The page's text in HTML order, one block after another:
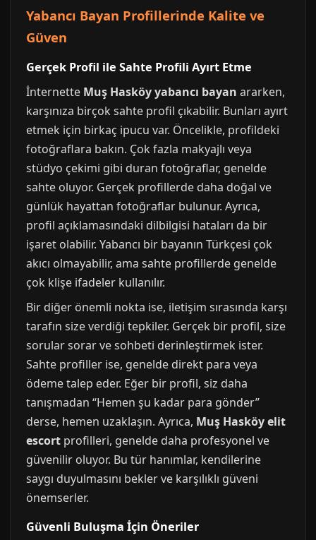
Yabancı Bayan Profillerinde Kalite ve
Güven
Gerçek Profil ile Sahte Profili Ayırt Etme
İnternette Muş Hasköy yabancı bayan ararken,
karşınıza birçok sahte profil çıkabilir. Bunları ayırt
etmek için birkaç ipucu var. Öncelikle, profildeki
fotoğraflara bakın. Çok fazla makyajlı veya
stüdyo çekimi gibi duran fotoğraflar, genelde
sahte oluyor. Gerçek profillerde daha doğal ve
günlük hayattan fotoğraflar bulunur. Ayrıca,
profil açıklamasındaki dilbilgisi hataları da bir
işaret olabilir. Yabancı bir bayanın Türkçesi çok
akıcı olmayabilir, ama sahte profillerde genelde
çok klişe ifadeler kullanılır.
Bir diğer önemli nokta ise, iletişim sırasında karşı
tarafın size verdiği tepkiler. Gerçek bir profil, size
sorular sorar ve sohbeti derinleştirmek ister.
Sahte profiller ise, genelde direkt para veya
ödeme talep eder. Eğer bir profil, siz daha
tanışmadan “Hemen şu kadar para gönder”
derse, hemen uzaklaşın. Ayrıca, Muş Hasköy elit
escort profilleri, genelde daha profesyonel ve
güvenilir oluyor. Bu tür hanımlar, kendilerine
saygı duyulmasını bekler ve karşılıklı güveni
önemserler.
Güvenli Buluşma İçin Öneriler